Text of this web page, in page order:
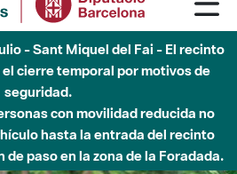
- Sant Miquel del Fai - El recinto
cierre temporal por motivos de
seguridad.
con movilidad reducida no
hasta la entrada del recinto
paso en la zona de la Foradada.